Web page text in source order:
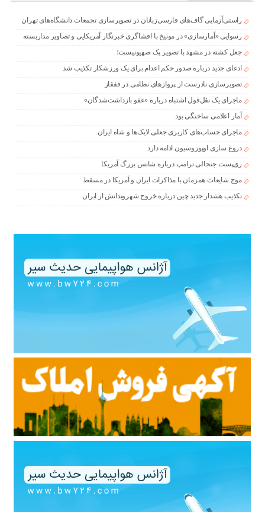
راستی‌آزمایی گاف‌های فارسی‌زبانان در تصویرسازی تجمعات دانشگاه‌های تهران
رسوایی «آمارسازی» در مونیخ با افشاگری خبرنگار آمریکایی و تصاویر مداربسته
جعل کشته در مشهد با تصویر یک صهیونیست؛
ادعای جدید درباره صدور حکم اعدام برای یک ورزشکار تکذیب شد
تصویرسازی نادرست از پروازهای نظامی در قفقاز
ماجرای یک نقل‌قول اشتباه درباره «عفو بازداشت‌شدگان»
آمار اعلامی ساختگی بود
ماجرای حساب‌های کاربری جعلی لایک‌ها و شاه ایران
دروغ سازی اوپوزوسیون ادامه دارد
ری‌پست جنجالی ترامپ درباره شانس بزرگ آمریکا
موج شایعات همزمان با مذاکرات ایران و آمریکا در مسقط
تکذیب هشدار جدید چین درباره خروج شهروندانش از ایران